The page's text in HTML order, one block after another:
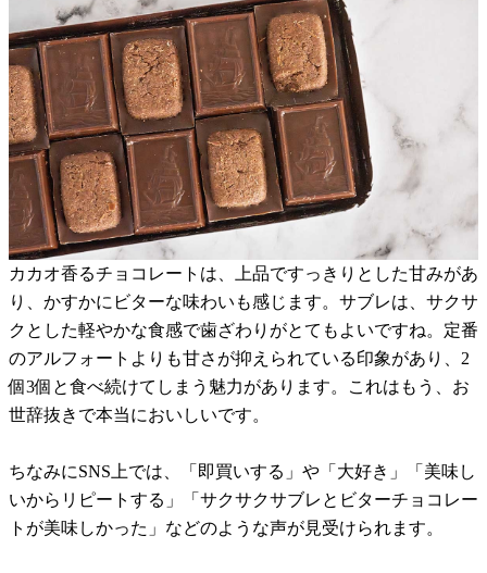
カカオ香るチョコレートは、上品ですっきりとした甘みがあ
り、かすかにビターな味わいも感じます。サブレは、サクサ
クとした軽やかな食感で歯ざわりがとてもよいですね。定番
のアルフォートよりも甘さが抑えられている印象があり、2
個3個と食べ続けてしまう魅力があります。これはもう、お
世辞抜きで本当においしいです。
ちなみにSNS上では、「即買いする」や「大好き」「美味し
いからリピートする」「サクサクサブレとビターチョコレー
トが美味しかった」などのような声が見受けられます。